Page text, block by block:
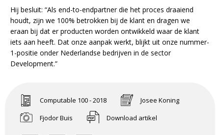
Hij besluit: “Als end-to-endpartner die het proces draaiend
houdt, zijn we 100% betrokken bij de klant en dragen we
eraan bij dat er producten worden ontwikkeld waar de klant
iets aan heeft. Dat onze aanpak werkt, blijkt uit onze nummer-
1-positie onder Nederlandse bedrijven in de sector
Development.”
Computable 100 - 2018
Josee Koning
Fjodor Buis
Download artikel